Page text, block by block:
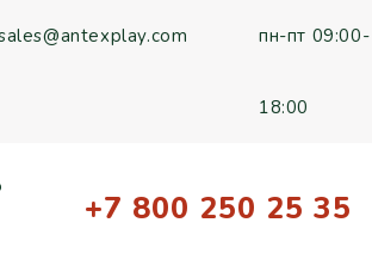
пн-пт 09:00-
18:00
+7 800 250 25 35